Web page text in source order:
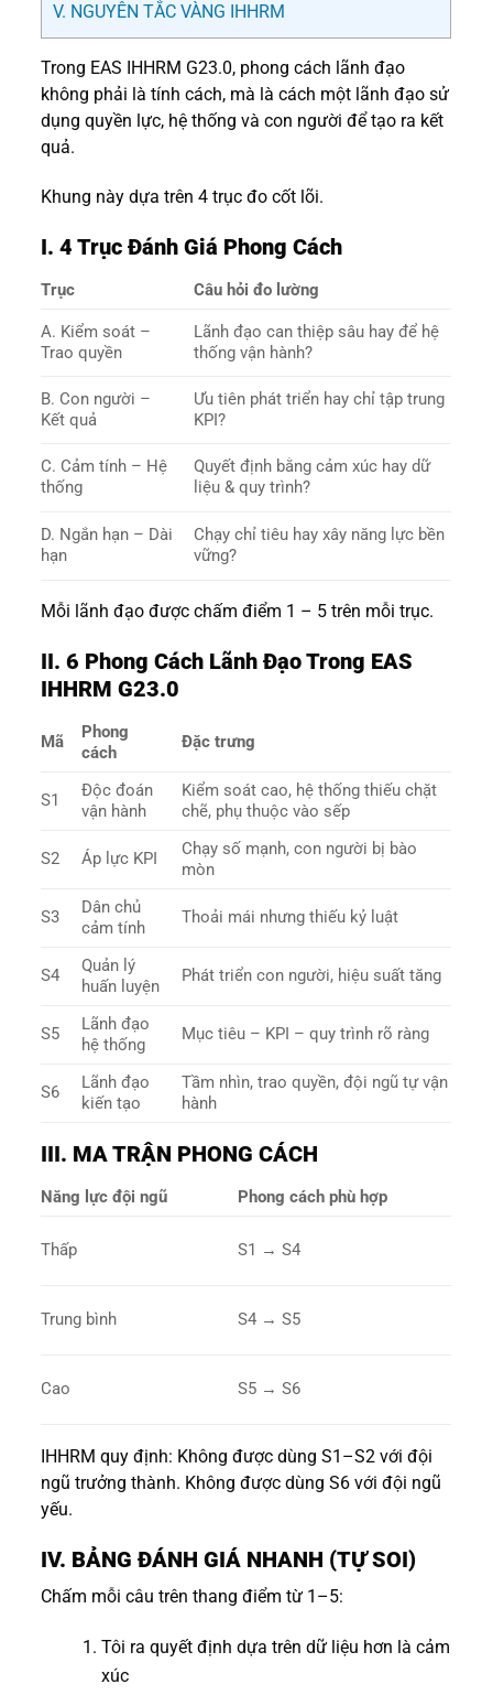
V. NGUYÊN TẮC VÀNG IHHRM
Trong EAS IHHRM G23.0, phong cách lãnh đạo
không phải là tính cách, mà là cách một lãnh đạo sử
dụng quyền lực, hệ thống và con người để tạo ra kết
quả.
Khung này dựa trên 4 trục đo cốt lõi.
I. 4 Trục Đánh Giá Phong Cách
Trục Câu hỏi đo lường
A. Kiểm soát –
Trao quyền
Lãnh đạo can thiệp sâu hay để hệ
thống vận hành?
B. Con người –
Kết quả
Ưu tiên phát triển hay chỉ tập trung
KPI?
C. Cảm tính – Hệ
thống
Quyết định bằng cảm xúc hay dữ
liệu & quy trình?
D. Ngắn hạn – Dài
hạn
Chạy chỉ tiêu hay xây năng lực bền
vững?
Mỗi lãnh đạo được chấm điểm 1 – 5 trên mỗi trục.
II. 6 Phong Cách Lãnh Đạo Trong EAS
IHHRM G23.0
Mã
Phong
cách
Đặc trưng
S1
Độc đoán
vận hành
Kiểm soát cao, hệ thống thiếu chặt
chẽ, phụ thuộc vào sếp
S2 Áp lực KPI
Chạy số mạnh, con người bị bào
mòn
S3
Dân chủ
cảm tính
Thoải mái nhưng thiếu kỷ luật
S4
Quản lý
huấn luyện
Phát triển con người, hiệu suất tăng
S5
Lãnh đạo
hệ thống
Mục tiêu – KPI – quy trình rõ ràng
S6
Lãnh đạo
kiến tạo
Tầm nhìn, trao quyền, đội ngũ tự vận
hành
III. MA TRẬN PHONG CÁCH
Năng lực đội ngũ Phong cách phù hợp
Thấp S1 → S4
Trung bình S4 → S5
Cao S5 → S6
IHHRM quy định: Không được dùng S1–S2 với đội
ngũ trưởng thành. Không được dùng S6 với đội ngũ
yếu.
IV. BẢNG ĐÁNH GIÁ NHANH (TỰ SOI)
Chấm mỗi câu trên thang điểm từ 1–5:
Tôi ra quyết định dựa trên dữ liệu hơn là cảm
xúc